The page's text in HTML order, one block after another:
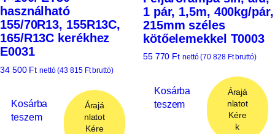
használható
155/70R13, 155R13C,
165/R13C kerékhez
E0031
34 500 Ft nettó (43 815 Ftbruttó)
Kosárba
teszem
Árajá
nlatot
Kére
1 pár, 1,5m, 400kg/pár,
215mm széles
kötőelemekkel T0003
55 770 Ft nettó (70 828 Ftbruttó)
Kosárba
teszem
Árajá
nlatot
Kére
k